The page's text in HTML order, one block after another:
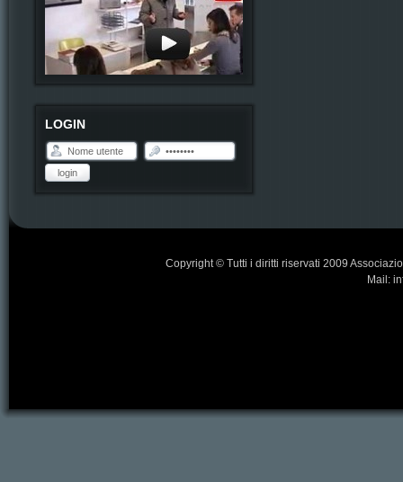
LOGIN
login
Copyright © Tutti i diritti riservati 2009
Mail: